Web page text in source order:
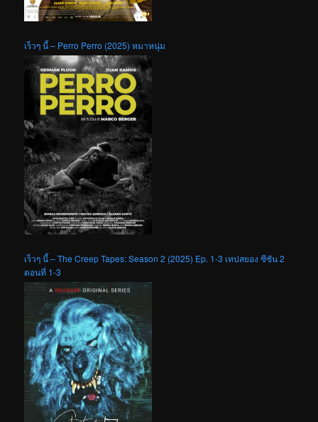
เร็วๆ นี้ – Perro Perro (2025) หมาหนุ่ม
เร็วๆ นี้ – The Creep Tapes: Season 2 (2025) Ep. 1-3 เทปสยอง ซีซัน 2
ตอนที่ 1-3